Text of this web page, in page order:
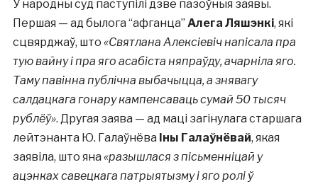
У народны суд паступілі дзве пазоўныя заявы.
Першая — ад былога “афганца” Алега Ляшэнкі, які
сцвярджаў, што «Святлана Алексіевіч напісала пра
тую вайну і пра яго асабіста няпраўду, ачарніла яго.
Таму павінна публічна выбачыцца, а знявагу
салдацкага гонару кампенсаваць сумай 50 тысяч
рублёў». Другая заява — ад маці загінулага старшага
лейтэнанта Ю. Галаўнёва Іны Галаўнёвай, якая
заявіла, што яна «разышлася з пісьменніцай у
ацэнках савецкага патрыятызму і яго ролі ў